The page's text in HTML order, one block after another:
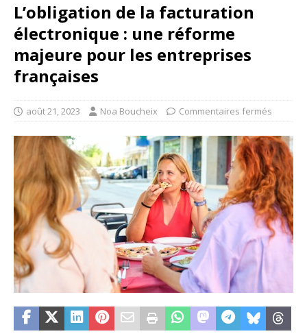
L’obligation de la facturation
électronique : une réforme
majeure pour les entreprises
françaises
août 21, 2023 Noa Boucheix Commentaires fermés